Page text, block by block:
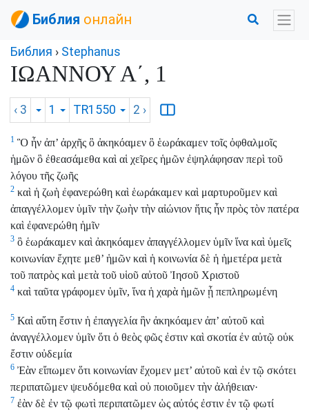
Библия онлайн
Библия › Stephanus
ΙΩΑΝΝΟΥ Α΄, 1
‹ 3 1 TR1550 2 ›
1 Ὃ ἦν ἀπ’ ἀρχῆς ὃ ἀκηκόαμεν ὃ ἑωράκαμεν τοῖς ὀφθαλμοῖς
ἡμῶν ὃ ἐθεασάμεθα καὶ αἱ χεῖρες ἡμῶν ἐψηλάφησαν περὶ τοῦ
λόγου τῆς ζωῆς
2 καὶ ἡ ζωὴ ἐφανερώθη καὶ ἑωράκαμεν καὶ μαρτυροῦμεν καὶ
ἀπαγγέλλομεν ὑμῖν τὴν ζωὴν τὴν αἰώνιον ἥτις ἦν πρὸς τὸν πατέρα
καὶ ἐφανερώθη ἡμῖν
3 ὃ ἑωράκαμεν καὶ ἀκηκόαμεν ἀπαγγέλλομεν ὑμῖν ἵνα καὶ ὑμεῖς
κοινωνίαν ἔχητε μεθ’ ἡμῶν καὶ ἡ κοινωνία δὲ ἡ ἡμετέρα μετὰ
τοῦ πατρὸς καὶ μετὰ τοῦ υἱοῦ αὐτοῦ Ἰησοῦ Χριστοῦ
4 καὶ ταῦτα γράφομεν ὑμῖν, ἵνα ἡ χαρὰ ἡμῶν ᾖ πεπληρωμένη
5 Καὶ αὕτη ἔστιν ἡ ἐπαγγελία ἣν ἀκηκόαμεν ἀπ’ αὐτοῦ καὶ
ἀναγγέλλομεν ὑμῖν ὅτι ὁ θεὸς φῶς ἐστιν καὶ σκοτία ἐν αὐτῷ οὐκ
ἔστιν οὐδεμία
6 Ἐὰν εἴπωμεν ὅτι κοινωνίαν ἔχομεν μετ’ αὐτοῦ καὶ ἐν τῷ σκότει
περιπατῶμεν ψευδόμεθα καὶ οὐ ποιοῦμεν τὴν ἀλήθειαν·
7 ἐὰν δὲ ἐν τῷ φωτὶ περιπατῶμεν ὡς αὐτός ἐστιν ἐν τῷ φωτί